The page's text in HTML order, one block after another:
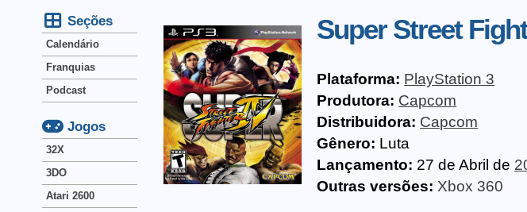
Super Street
Plataforma: PlayStation 3
Produtora: Capcom
Distribuidora: Capcom
Gênero: Luta
Lançamento: 27 de Abril de
Outras versões: Xbox 360
Seções
Calendário
Franquias
Podcast
Jogos
32X
3DO
Atari 2600